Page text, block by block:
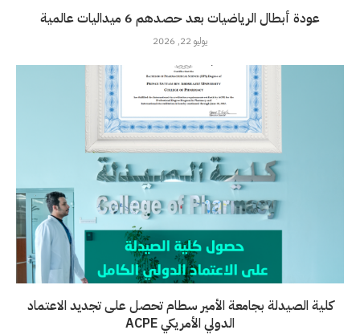
عودة أبطال الرياضيات بعد حصدهم 6 ميداليات عالمية
يوليو 22, 2026
كلية الصيدلة بجامعة الأمير سطام تحصل على تجديد الاعتماد
الدولي الأمريكي ACPE